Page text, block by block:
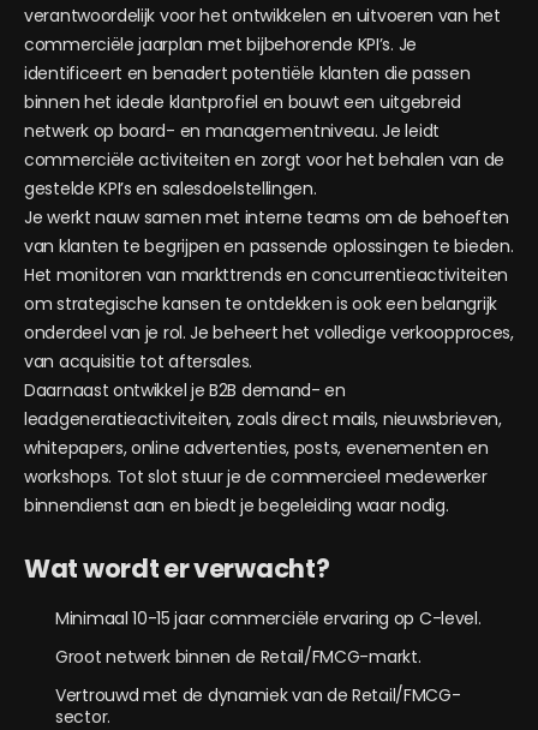
verantwoordelijk voor het ontwikkelen en uitvoeren van het
commerciële jaarplan met bijbehorende KPI’s. Je
identificeert en benadert potentiële klanten die passen
binnen het ideale klantprofiel en bouwt een uitgebreid
netwerk op board- en managementniveau. Je leidt
commerciële activiteiten en zorgt voor het behalen van de
gestelde KPI’s en salesdoelstellingen.
Je werkt nauw samen met interne teams om de behoeften
van klanten te begrijpen en passende oplossingen te bieden.
Het monitoren van markttrends en concurrentieactiviteiten
om strategische kansen te ontdekken is ook een belangrijk
onderdeel van je rol. Je beheert het volledige verkoopproces,
van acquisitie tot aftersales.
Daarnaast ontwikkel je B2B demand- en
leadgeneratieactiviteiten, zoals direct mails, nieuwsbrieven,
whitepapers, online advertenties, posts, evenementen en
workshops. Tot slot stuur je de commercieel medewerker
binnendienst aan en biedt je begeleiding waar nodig.
Wat wordt er verwacht?
Minimaal 10-15 jaar commerciële ervaring op C-level.
Groot netwerk binnen de Retail/FMCG-markt.
Vertrouwd met de dynamiek van de Retail/FMCG-
sector.